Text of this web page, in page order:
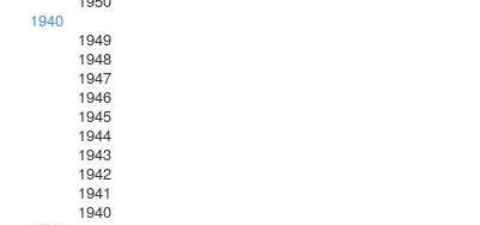
1940
1949
1948
1947
1946
1945
1944
1943
1942
1941
1940